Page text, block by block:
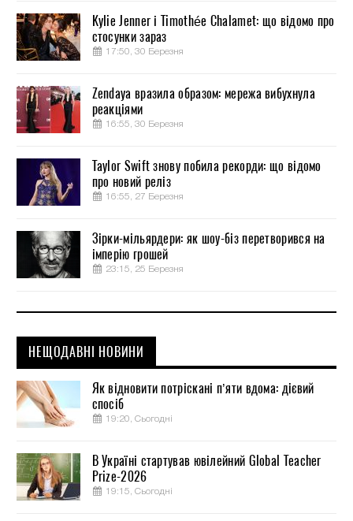
Kylie Jenner і Timothée Chalamet: що відомо про
стосунки зараз
17:50, 30 Березня
Zendaya вразила образом: мережа вибухнула
реакціями
16:55, 30 Березня
Taylor Swift знову побила рекорди: що відомо
про новий реліз
16:55, 27 Березня
Зірки-мільярдери: як шоу-біз перетворився на
імперію грошей
23:15, 25 Березня
НЕЩОДАВНІ НОВИНИ
Як відновити потріскані п’яти вдома: дієвий
спосіб
19:20, Сьогодні
В Україні стартував ювілейний Global Teacher
Prize-2026
19:15, Сьогодні